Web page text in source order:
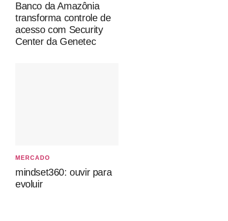
Banco da Amazônia
transforma controle de
acesso com Security
Center da Genetec
MERCADO
mindset360: ouvir para
evoluir